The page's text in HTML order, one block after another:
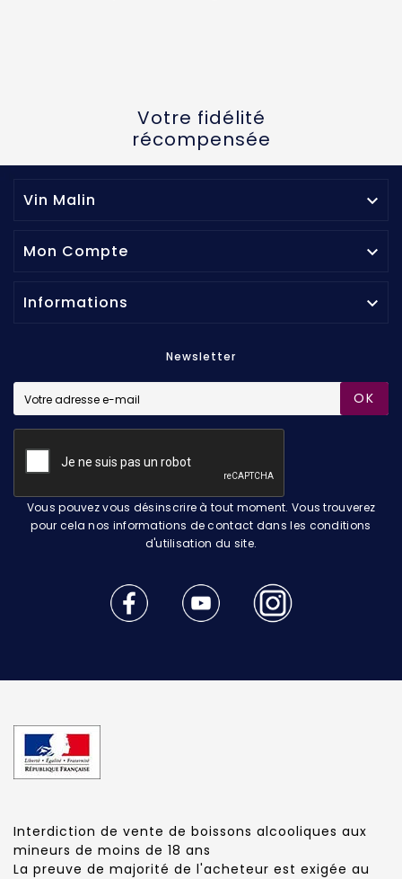
Votre fidélité
récompensée
Vin Malin 
Mon Compte 
Informations 
Newsletter
OK
Vous pouvez vous désinscrire à tout moment. Vous trouverez
pour cela nos informations de contact dans les conditions
d'utilisation du site.
Interdiction de vente de boissons alcooliques aux
mineurs de moins de 18 ans
La preuve de majorité de l'acheteur est exigée au